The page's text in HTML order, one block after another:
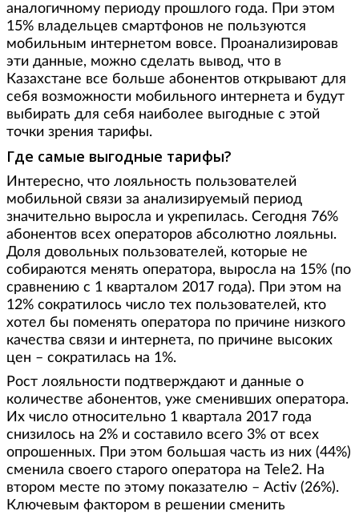
аналогичному периоду прошлого года. При этом
15% владельцев смартфонов не пользуются
мобильным интернетом вовсе. Проанализировав
эти данные, можно сделать вывод, что в
Казахстане все больше абонентов открывают для
себя возможности мобильного интернета и будут
выбирать для себя наиболее выгодные с этой
точки зрения тарифы.
Где самые выгодные тарифы?
Интересно, что лояльность пользователей
мобильной связи за анализируемый период
значительно выросла и укрепилась. Сегодня 76%
абонентов всех операторов абсолютно лояльны.
Доля довольных пользователей, которые не
собираются менять оператора, выросла на 15% (по
сравнению с 1 кварталом 2017 года). При этом на
12% сократилось число тех пользователей, кто
хотел бы поменять оператора по причине низкого
качества связи и интернета, по причине высоких
цен – сократилась на 1%.
Рост лояльности подтверждают и данные о
количестве абонентов, уже сменивших оператора.
Их число относительно 1 квартала 2017 года
снизилось на 2% и составило всего 3% от всех
опрошенных. При этом большая часть из них (44%)
сменила своего старого оператора на Tele2. На
втором месте по этому показателю – Activ (26%).
Ключевым фактором в решении сменить